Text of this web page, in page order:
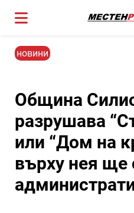
новини
Община
разрушава
или “Дом на
върху нея ще